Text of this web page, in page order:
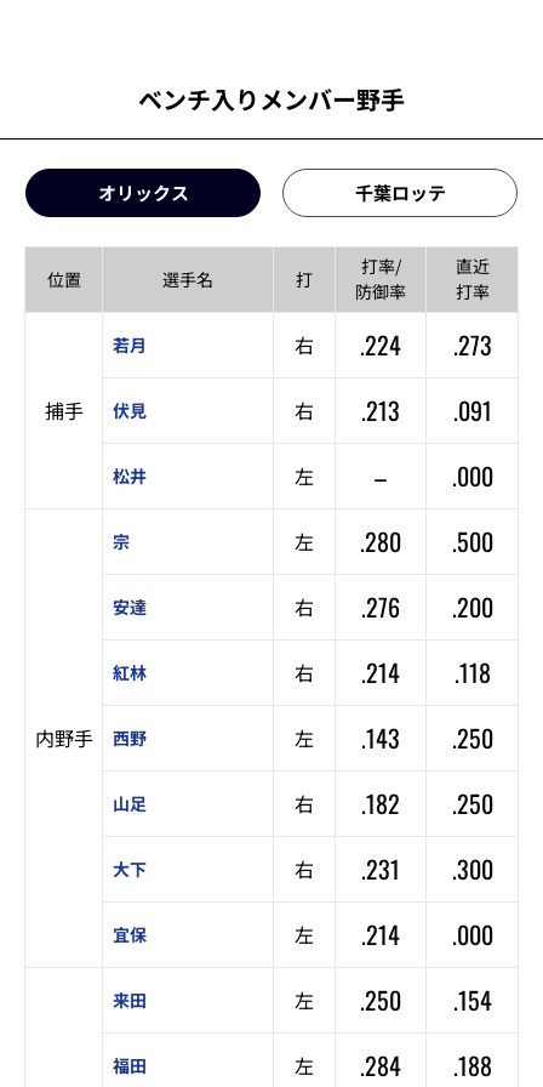
ベンチ入りメンバー野手
オリックス 千葉ロッテ
位置 選手名 打
打率/
防御率
直近
打率
捕手
若月 右 .224 .273
伏見 右 .213 .091
松井 左 – .000
内野手
宗 左 .280 .500
安達 右 .276 .200
紅林 右 .214 .118
西野 左 .143 .250
山足 右 .182 .250
大下 右 .231 .300
宜保 左 .214 .000
来田 左 .250 .154
福田 左 .284 .188